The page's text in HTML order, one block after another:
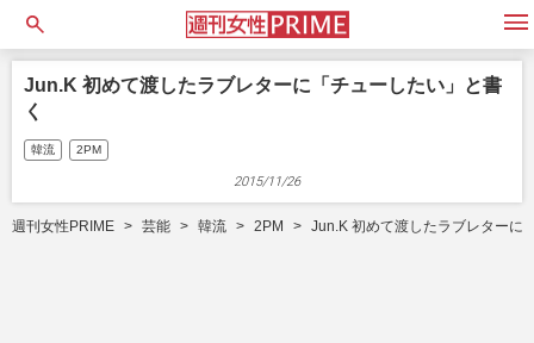
open
Jun.K 初めて渡したラブレターに「チューしたい」と書
く
韓流 2PM
2015/11/26
週刊女性PRIME 芸能 韓流 2PM Jun.K 初めて渡したラブレターに